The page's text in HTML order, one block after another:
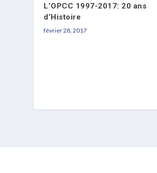
L’OPCC 1997-2017: 20 ans
d’Histoire
février 28, 2017